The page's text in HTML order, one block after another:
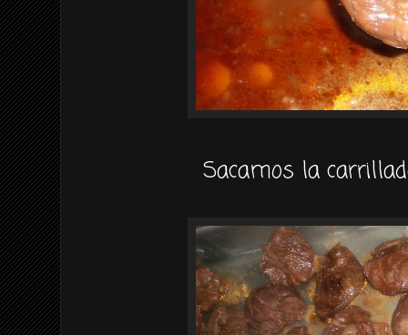
Sacamos la